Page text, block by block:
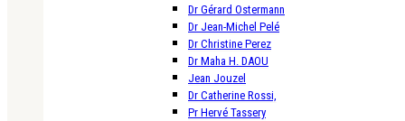
Dr Gérard Ostermann
Dr Jean-Michel Pelé
Dr Christine Perez
Dr Maha H. DAOU
Jean Jouzel
Dr Catherine Rossi,
Pr Hervé Tassery